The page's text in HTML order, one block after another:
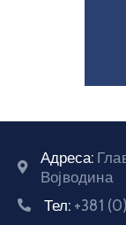
Адреса:
Војводина
Тел: +381